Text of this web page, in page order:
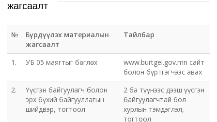
жагсаалт
№
Бүрдүүлэх материалын
жагсаалт
Тайлбар
1. УБ 05 маягтыг бөглөх
www.burtgel.gov.mn сайт
болон бүртгэгчээс авах
2.
Үүсгэн байгуулагч болон
эрх бүхий байгууллагын
шийдвэр, тогтоол
2 ба түүнээс дээш үүсгэн
байгуулагчтай бол
хурлын тэмдэглэл,
тогтоол